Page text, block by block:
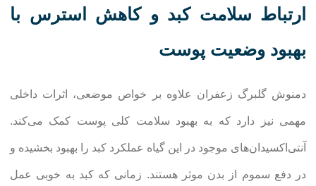
ارتباط سلامت کبد و کاهش استرس با
بهبود وضعیت پوست
دمنوش گلبرگ زعفران علاوه بر خواص موضعی، اثرات داخلی
مهمی نیز دارد که به بهبود سلامت کلی پوست کمک می‌کند.
آنتی‌اکسیدان‌های موجود در این گیاه عملکرد کبد را بهبود بخشیده و
در دفع سموم از بدن موثر هستند. زمانی که کبد به خوبی عمل